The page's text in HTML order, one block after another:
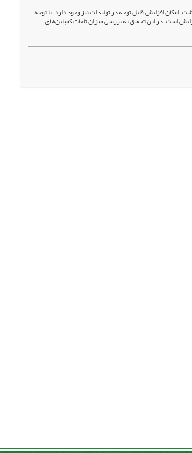
افزایش قابل‌ توجه در تولیدات نیز وجود دارد. با توجه
است. در این تحقیق به بررسی میزان تلفات کمباین‌های